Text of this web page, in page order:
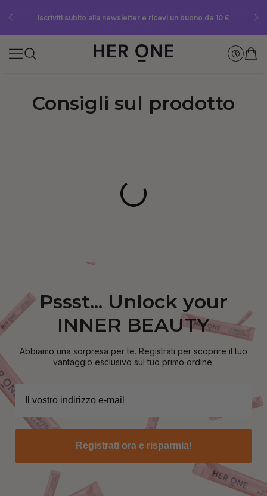
Iscriviti subito alla newsletter e ricevi un buono da 10 €
Risparmia fino al 30% con Subscriptions nostri Subscriptions
Consigli sul prodotto
Pssst... Unlock your
INNER BEAUTY
Abbiamo una sorpresa per te. Registrati per scoprire il tuo
vantaggio esclusivo sul tuo primo ordine.
Registrati ora e risparmia!